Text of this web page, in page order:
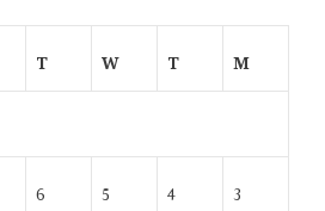
M
T
W
T
3
4
5
6